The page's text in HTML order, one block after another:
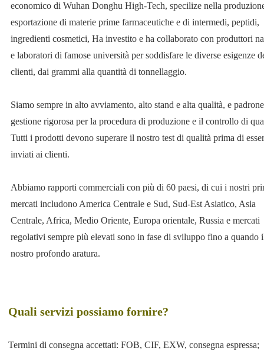
economico di Wuhan Donghu High-Tech, specilize nella
esportazione di materie prime farmaceutiche e di intermedi, peptidi,
ingredienti cosmetici, Ha investito e ha collaborato con produttori
e laboratori di famose università per soddisfare le diverse esigenze
clienti, dai grammi alla quantità di tonnellaggio.
Siamo sempre in alto avviamento, alto stand e alta qualità, e
gestione rigorosa per la procedura di produzione e il controllo di
Tutti i prodotti devono superare il nostro test di qualità prima di
inviati ai clienti.
Abbiamo rapporti commerciali con più di 60 paesi, di cui i nostri
mercati includono America Centrale e Sud, Sud-Est Asiatico, Asia
Centrale, Africa, Medio Oriente, Europa orientale, Russia e mercati
regolativi sempre più elevati sono in fase di sviluppo fino a quando
nostro profondo aratura.
Quali servizi possiamo fornire?
Termini di consegna accettati: FOB, CIF, EXW, consegna espressa;